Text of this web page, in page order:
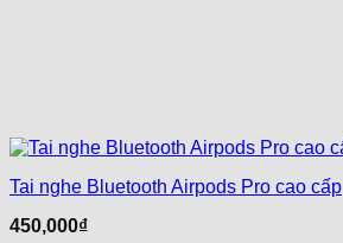
Tai nghe Bluetooth Airpods Pro cao cấp
450,000₫